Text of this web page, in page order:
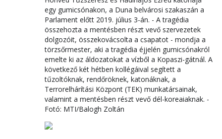
egy gumicsónakon, a Duna belvárosi szakaszán a
Parlament előtt 2019. július 3-án. - A tragédia
összehozta a mentésben részt vevő szervezetek
dolgozóit, összekovácsolta a csapatot - mondja a
törzsőrmester, aki a tragédia éjjelén gumicsónakról
emelte ki az áldozatokat a vízből a Kopaszi-gátnál. A
következő két hétben kollégáival segített a
tűzoltóknak, rendőröknek, katonáknak, a
Terrorelhárítási Központ (TEK) munkatársainak,
valamint a mentésben részt vevő dél-koreaiaknak. -
Fotó: MTI/Balogh Zoltán